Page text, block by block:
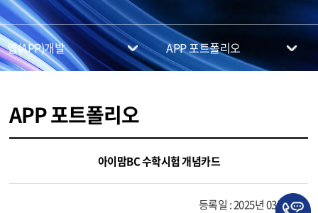
앱(APP)개발 APP 포트폴리오
APP 포트폴리오
아이맘BC 수학시험 개념카드
등록일 : 2025년 03월 31일